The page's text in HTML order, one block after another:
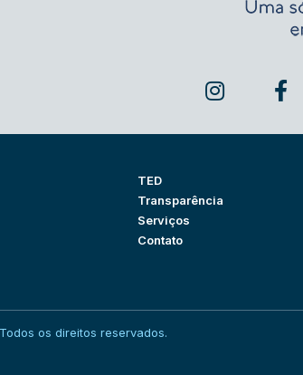
TED
Transparência
Serviços
Contato
os direitos reservados.